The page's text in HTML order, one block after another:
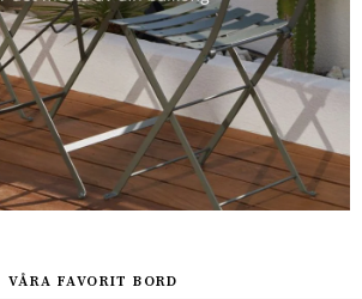
VÅRA FAVORIT BORD